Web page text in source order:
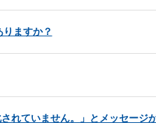
ますか？
れていません。」とメッセージ